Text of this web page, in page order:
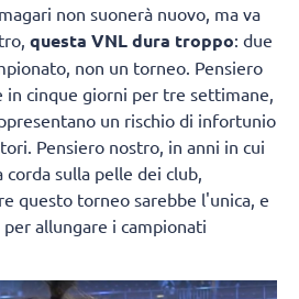
non suonerà nuovo, ma va
questa VNL dura troppo: due
non un torneo. Pensiero
cinque giorni per tre settimane,
un rischio di infortunio
Pensiero nostro, in anni in cui
sulla pelle dei club,
questo torneo sarebbe l'unica, e
allungare i campionati